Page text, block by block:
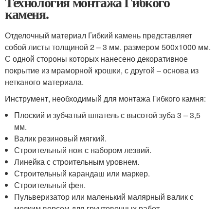
каменя.
Отделочный материал Гибкий камень представляет
собой листы толщиной 2 – 3 мм. размером 500х1000 мм.
С одной стороны которых нанесено декоративное
покрытие из мраморной крошки, с другой – основа из
нетканого материала.
Инструмент, необходимый для монтажа Гибкого камня:
Плоский и зубчатый шпатель с высотой зуба 3 – 3,5
мм.
Валик резиновый мягкий.
Строительный нож с набором лезвий.
Линейка с строительным уровнем.
Строительный карандаш или маркер.
Строительный фен.
Пульверизатор или маленький малярный валик с